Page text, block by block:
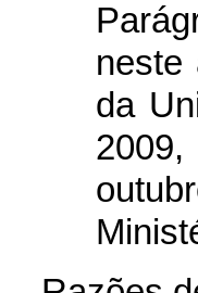
neste
da